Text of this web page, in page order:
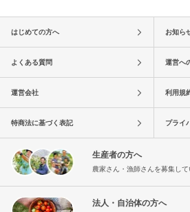
はじめての方へ お知ら
よくある質問 運営へ
運営会社 利用規
特商法に基づく表記 プライ
生産者の方へ
農家さん・漁師さんを募集して
法人・自治体の方へ